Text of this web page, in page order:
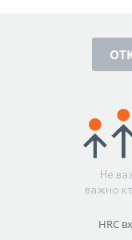
Не
важно
HRC